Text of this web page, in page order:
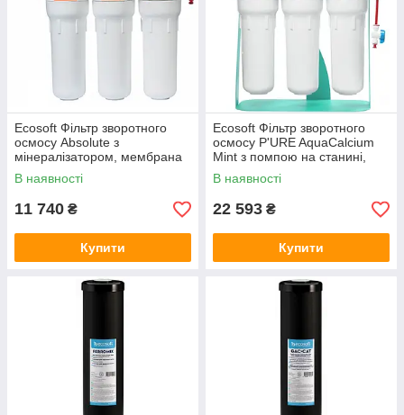
Ecosoft Фільтр зворотного
осмосу Absolute з
мінералізатором, мембрана
75gpd DuPont, дренаж 1:1
В наявності
11 740 ₴
Купити
Ecosoft Фільтр зворотного
осмосу P'URE AquaCalcium
Mint з помпою на станині,
мембрана 75gpd DuPont,
картридж AquaCalcium
В наявності
22 593 ₴
Купити